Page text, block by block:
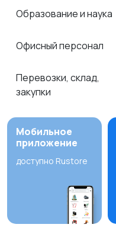
Образование и наука
Офисный персонал
Перевозки, склад,
закупки
Мобильное
приложение
доступно Rustore